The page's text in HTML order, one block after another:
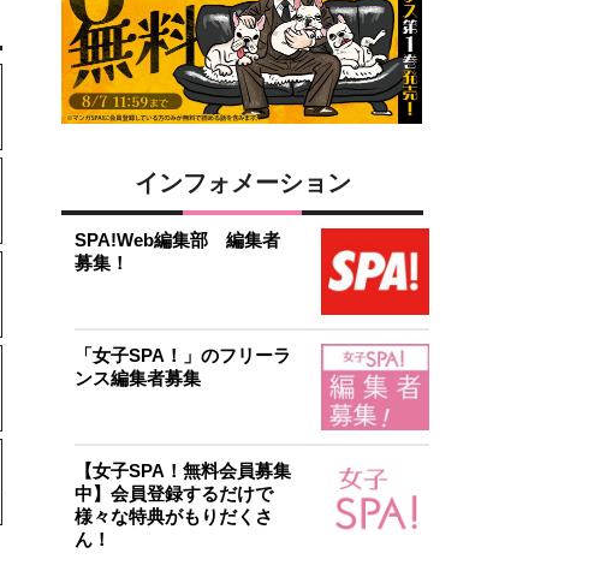
インフォメーション
SPA!Web編集部 編集者
募集！
「女子SPA！」のフリーラ
ンス編集者募集
【女子SPA！無料会員募集
中】会員登録するだけで
様々な特典がもりだくさ
ん！